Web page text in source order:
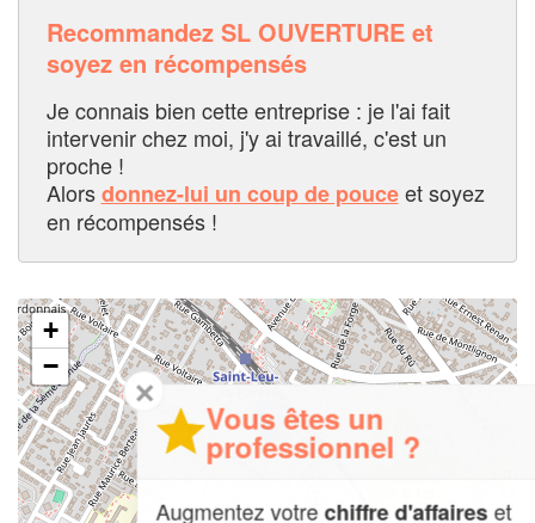
Recommandez SL OUVERTURE et
soyez en récompensés
Je connais bien cette entreprise : je l'ai fait
intervenir chez moi, j'y ai travaillé, c'est un
proche !
Alorsdonnez-lui un coup de pouceet soyez
en récompensés !
+
−
✕
Vous êtes un
professionnel ?
Augmentez votrechiffre d'affaireset